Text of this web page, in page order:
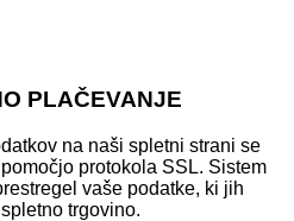
PLAČEVANJE
na naši spletni strani se
protokola SSL. Sistem
vaše podatke, ki jih
trgovino.